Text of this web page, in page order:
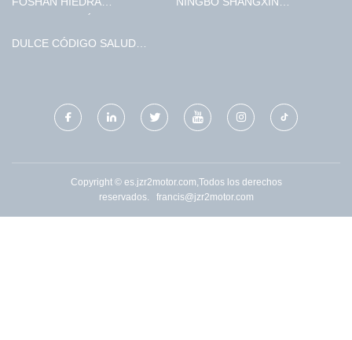
MATERIALES CO., LTD
DULCE CÓDIGO SALUD
Copyright © es.jzr2motor.com,Todos los derechos
reservados. francis@jzr2motor.com